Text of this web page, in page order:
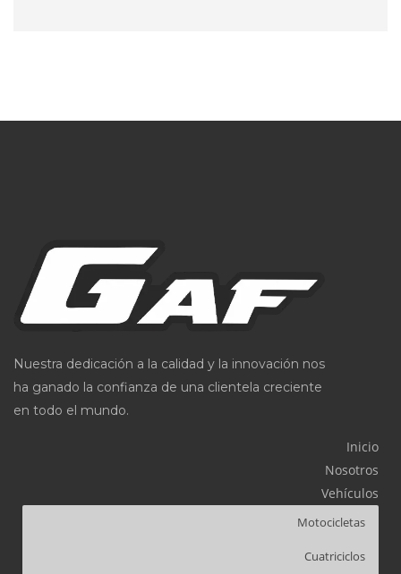
Nuestra dedicación a la calidad y la innovación nos
ha ganado la confianza de una clientela creciente
en todo el mundo.
Inicio
Nosotros
Vehículos
Motocicletas
Cuatriciclos